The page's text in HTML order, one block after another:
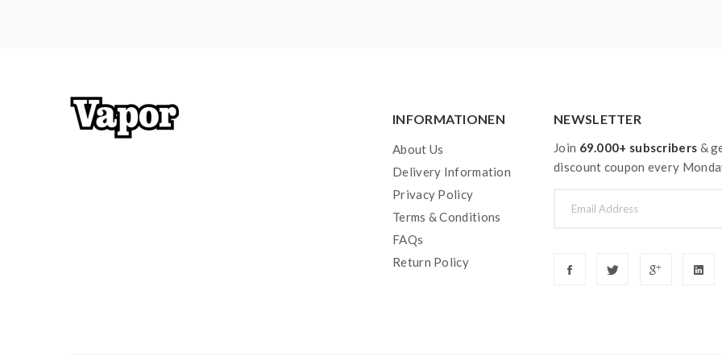
INFORMATIONEN
About Us
Delivery Information
Privacy Policy
Terms & Conditions
FAQs
Return Policy
NEWSLETTER
Join 69.000+ subscribers &
discount coupon every